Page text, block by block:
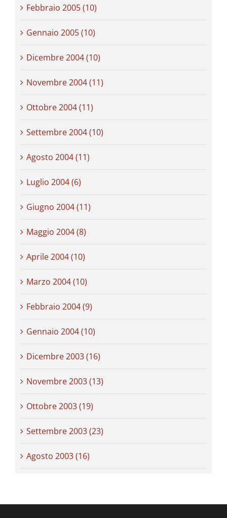
Febbraio 2005 (10)
Gennaio 2005 (10)
Dicembre 2004 (10)
Novembre 2004 (11)
Ottobre 2004 (11)
Settembre 2004 (10)
Agosto 2004 (11)
Luglio 2004 (6)
Giugno 2004 (11)
Maggio 2004 (8)
Aprile 2004 (10)
Marzo 2004 (10)
Febbraio 2004 (9)
Gennaio 2004 (10)
Dicembre 2003 (16)
Novembre 2003 (13)
Ottobre 2003 (19)
Settembre 2003 (23)
Agosto 2003 (16)